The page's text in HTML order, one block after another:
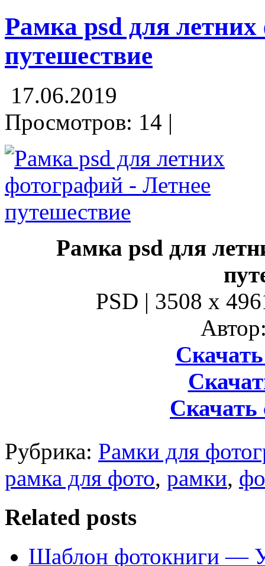
Рамка psd для
путешествие
17.06.2019
Просмотров: 14 |
Рамка psd для
PSD | 3508 x
Скачать
Рубрика: Рамки для
рамка для фото, рамки,
Related posts
Шаблон фотокниги —